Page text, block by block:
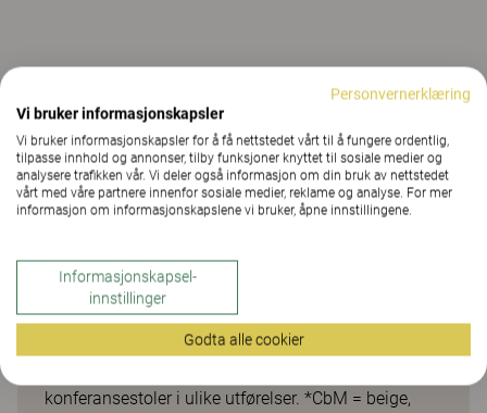
Neo lite
Det ligger en stor jobb bak den rene, klare designen.
Alle detaljene er nøye testet og utprøvd. Sitteskall av
polypropen i Colours by Materia (CbM*) i tillegg til
med trukket sete eller heltrukket, noe som gjør det
enkelt å sette ditt eget preg. 5-vinget hev- og
senkbart, dreibart stativ er tilgjengelig i krom,
alternativt sølvgrå eller CbM* pulverlakk med sorte
konferansestoler i ulike utførelser. *CbM = beige,
Personvernerklæring
Vi bruker informasjonskapsler
Vi bruker informasjonskapsler for å få nettstedet vårt til å fungere ordentlig,
tilpasse innhold og annonser, tilby funksjoner knyttet til sosiale medier og
analysere trafikken vår. Vi deler også informasjon om din bruk av nettstedet
vårt med våre partnere innenfor sosiale medier, reklame og analyse. For mer
informasjon om informasjonskapslene vi bruker, åpne innstillingene.
Informasjonskapsel-
innstillinger
Godta alle cookier